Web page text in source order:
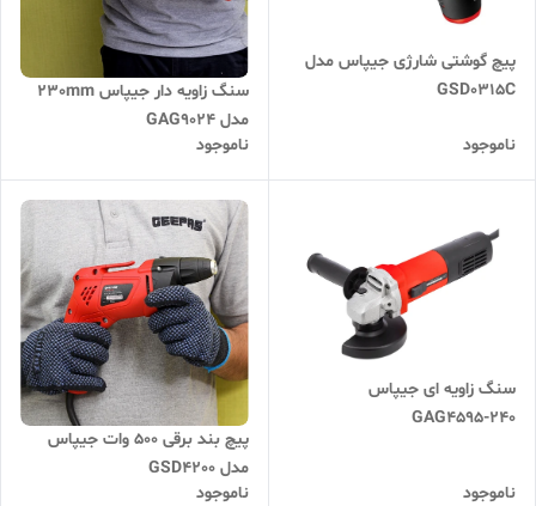
پیچ گوشتی شارژی جیپاس مدل
GSD0315C
ناموجود
سنگ زاویه دار جیپاس 230mm
مدل GAG9024
ناموجود
سنگ زاویه ای جیپاس
GAG4595-240
ناموجود
پیچ بند برقی 500 وات جیپاس
مدل GSD4200
ناموجود